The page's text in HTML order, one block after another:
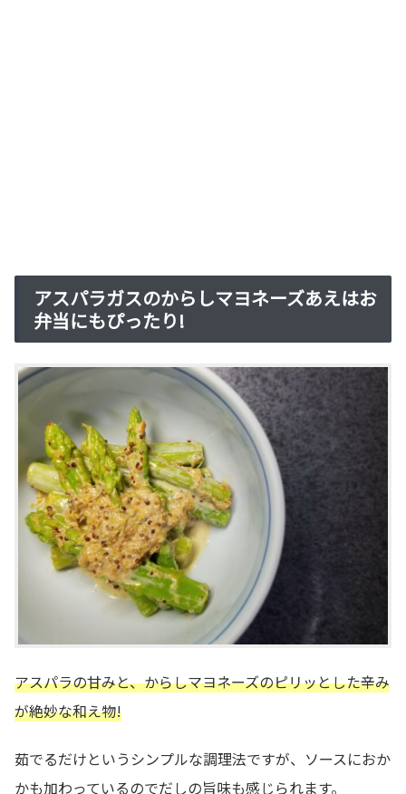
アスパラガスのからしマヨネーズあえはお
弁当にもぴったり!
アスパラの甘みと、からしマヨネーズのピリッとした辛み
が絶妙な和え物!
茹でるだけというシンプルな調理法ですが、ソースにおか
かも加わっているのでだしの旨味も感じられます。